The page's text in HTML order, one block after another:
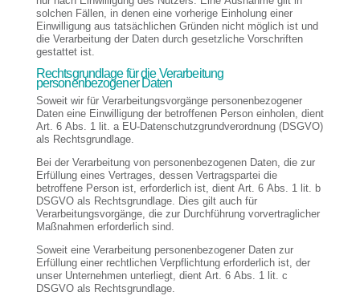
solchen Fällen, in denen eine vorherige Einholung einer
Einwilligung aus tatsächlichen Gründen nicht möglich ist und
die Verarbeitung der Daten durch gesetzliche Vorschriften
gestattet ist.
Rechtsgrundlage für die Verarbeitung
personenbezogener Daten
Soweit wir für Verarbeitungsvorgänge personenbezogener
Daten eine Einwilligung der betroffenen Person einholen, dient
Art. 6 Abs. 1 lit. a EU-Datenschutzgrundverordnung (DSGVO)
als Rechtsgrundlage.
Bei der Verarbeitung von personenbezogenen Daten, die zur
Erfüllung eines Vertrages, dessen Vertragspartei die
betroffene Person ist, erforderlich ist, dient Art. 6 Abs. 1 lit. b
DSGVO als Rechtsgrundlage. Dies gilt auch für
Verarbeitungsvorgänge, die zur Durchführung vorvertraglicher
Maßnahmen erforderlich sind.
Soweit eine Verarbeitung personenbezogener Daten zur
Erfüllung einer rechtlichen Verpflichtung erforderlich ist, der
unser Unternehmen unterliegt, dient Art. 6 Abs. 1 lit. c
DSGVO als Rechtsgrundlage.